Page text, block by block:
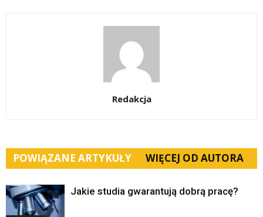
Redakcja
POWIĄZANE ARTYKUŁY WIĘCEJ OD AUTORA
Jakie studia gwarantują dobrą pracę?